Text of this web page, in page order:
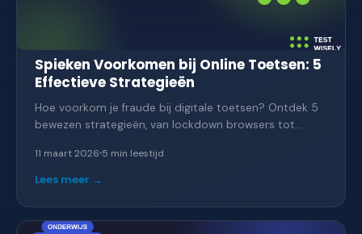
Spieken Voorkomen bij Online Toetsen: 5
Effectieve Strategieën
Hoe voorkom je fraude bij digitale toetsen? Ontdek 5
bewezen strategieën, van lockdown browsers tot
11 maart 2026 5 min leestijd
Lees meer →